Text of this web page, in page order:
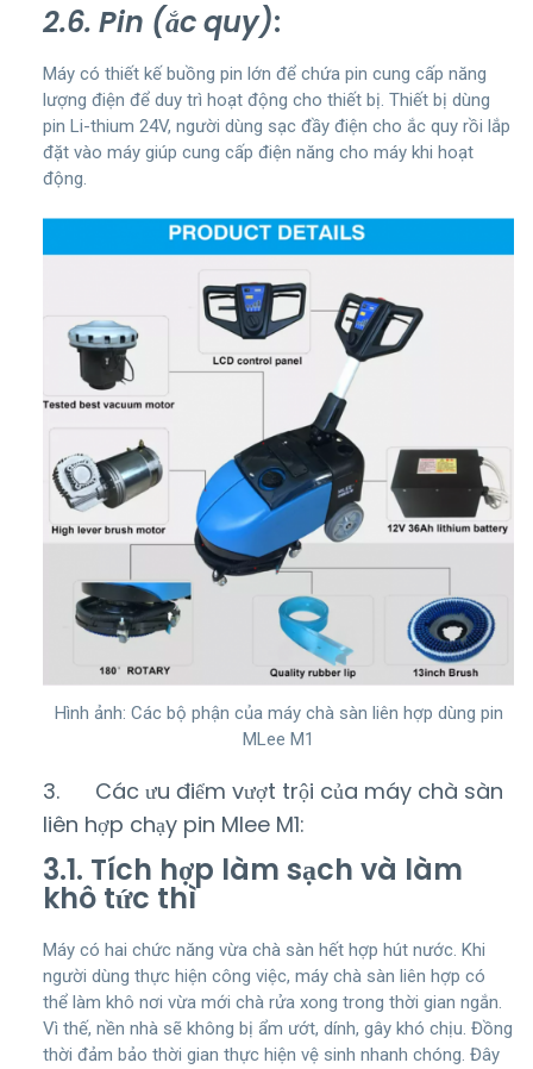
2.6. Pin (ắc quy):
Máy có thiết kế buồng pin lớn để chứa pin cung cấp năng
lượng điện để duy trì hoạt động cho thiết bị. Thiết bị dùng
pin Li-thium 24V, người dùng sạc đầy điện cho ắc quy rồi lắp
đặt vào máy giúp cung cấp điện năng cho máy khi hoạt
động.
Hình ảnh: Các bộ phận của máy chà sàn liên hợp dùng pin
MLee M1
3. Các ưu điểm vượt trội của máy chà sàn
liên hợp chạy pin Mlee M1:
3.1. Tích hợp làm sạch và làm
khô tức thì
Máy có hai chức năng vừa chà sàn hết hợp hút nước. Khi
người dùng thực hiện công việc, máy chà sàn liên hợp có
thể làm khô nơi vừa mới chà rửa xong trong thời gian ngắn.
Vì thế, nền nhà sẽ không bị ẩm ướt, dính, gây khó chịu. Đồng
thời đảm bảo thời gian thực hiện vệ sinh nhanh chóng. Đây